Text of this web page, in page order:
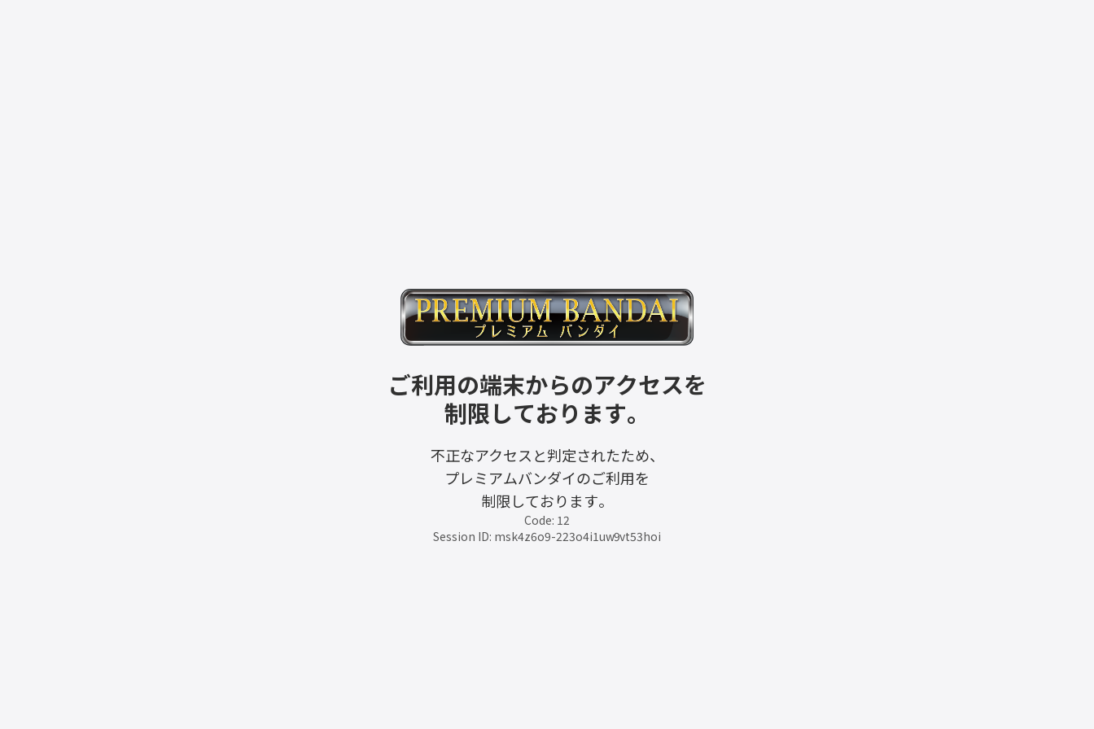
ご利用の端末からのアクセスを
制限しております。
不正なアクセスと判定されたため、
プレミアムバンダイのご利用を
制限しております。
Code: 12
Session ID: msk4z6o9-223o4i1uw9vt53hoi